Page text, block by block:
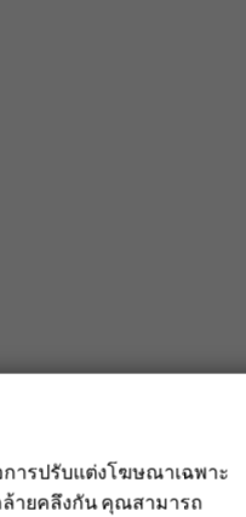
ารปรับแต่งโฆษณาเฉพาะ
ายคลึงกัน คุณสามารถ